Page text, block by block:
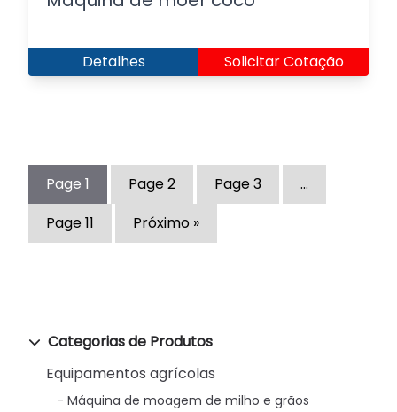
Categorias de Produtos
Equipamentos agrícolas
Máquina de moagem de milho e grãos
Detalhes Solicitar Cotação
Page 1 Page2 Page3
…
Page11 Próximo »